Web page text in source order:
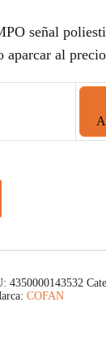
señal
al
4350000143532
COFAN